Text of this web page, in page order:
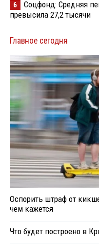
6
Соцфонд: Средняя
превысила 27,2 тысячи
Главное сегодня
Оспорить штраф от
чем кажется
Что будет построено в